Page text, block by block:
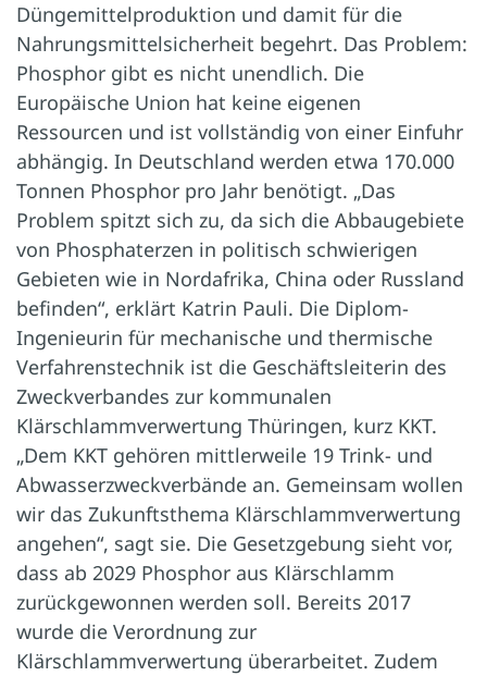
Düngemittelproduktion und damit für die
Nahrungsmittelsicherheit begehrt. Das Problem:
Phosphor gibt es nicht unendlich. Die
Europäische Union hat keine eigenen
Ressourcen und ist vollständig von einer Einfuhr
abhängig. In Deutschland werden etwa 170.000
Tonnen Phosphor pro Jahr benötigt. „Das
Problem spitzt sich zu, da sich die Abbaugebiete
von Phosphaterzen in politisch schwierigen
Gebieten wie in Nordafrika, China oder Russland
befinden“, erklärt Katrin Pauli. Die Diplom-
Ingenieurin für mechanische und thermische
Verfahrenstechnik ist die Geschäftsleiterin des
Zweckverbandes zur kommunalen
Klärschlammverwertung Thüringen, kurz KKT.
„Dem KKT gehören mittlerweile 19 Trink- und
Abwasserzweckverbände an. Gemeinsam wollen
wir das Zukunftsthema Klärschlammverwertung
angehen“, sagt sie. Die Gesetzgebung sieht vor,
dass ab 2029 Phosphor aus Klärschlamm
zurückgewonnen werden soll. Bereits 2017
wurde die Verordnung zur
Klärschlammverwertung überarbeitet. Zudem